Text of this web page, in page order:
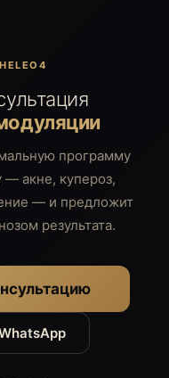
программу
— акне, купероз,
— и предложит
результата.